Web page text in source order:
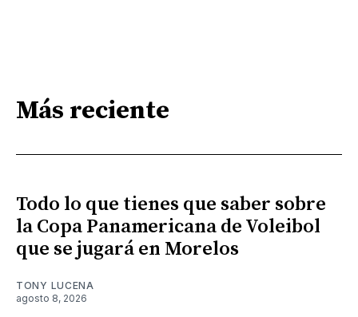
Más reciente
Todo lo que tienes que saber sobre
la Copa Panamericana de Voleibol
que se jugará en Morelos
TONY LUCENA
agosto 8, 2026